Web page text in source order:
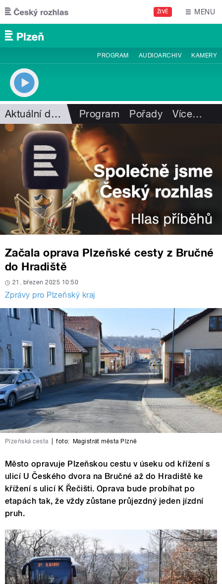
Přejít k hlavnímu obsahu
ŽIVĚ MENU
PROGRAM AUDIOARCHIV KAMERY
Aktuální dění Program Pořady Více…
Začala oprava Plzeňské cesty z Bručné
do Hradiště
21. březen 2025 10:50
Zprávy pro Plzeňský kraj
Plzeňská cesta foto: Magistrát města Plzně
Město opravuje Plzeňskou cestu v úseku od křížení s
ulicí U Českého dvora na Bručné až do Hradiště ke
křížení s ulicí K Řečišti. Oprava bude probíhat po
etapách tak, že vždy zůstane průjezdný jeden jízdní
pruh.